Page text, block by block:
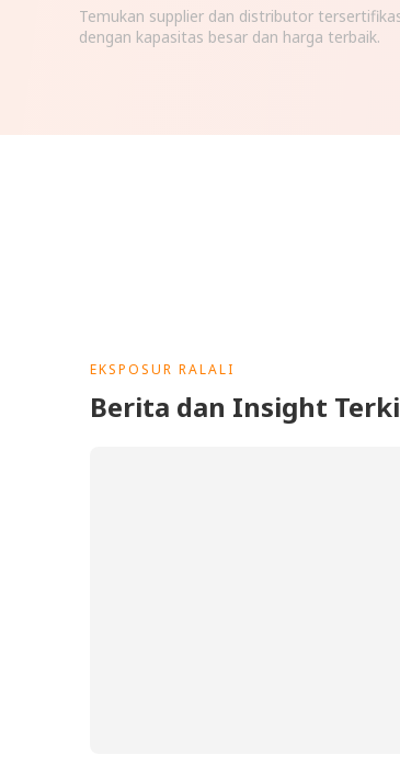
Temukan supplier dan distributor
dengan kapasitas besar dan harga terbaik.
EKSPOSUR RALALI
Berita dan Insight